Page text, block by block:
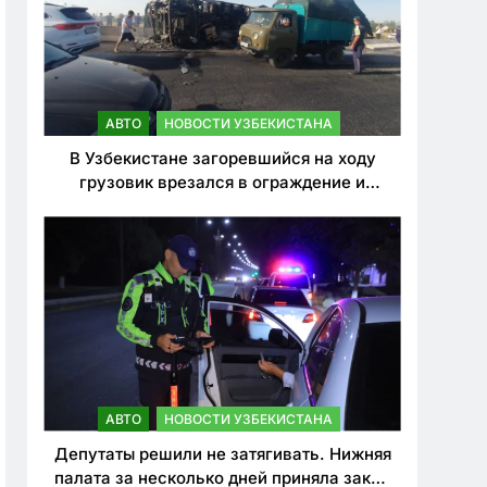
АВТО НОВОСТИ УЗБЕКИСТАНА
В Узбекистане загоревшийся на ходу
грузовик врезался в ограждение и
АВТО НОВОСТИ УЗБЕКИСТАНА
Депутаты решили не затягивать. Нижняя
палата за несколько дней приняла закон